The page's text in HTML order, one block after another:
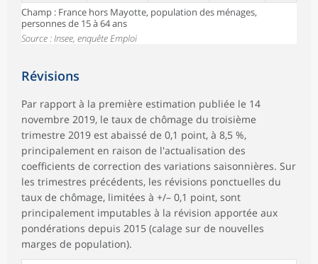
Champ : France hors Mayotte, population des ménages,
personnes de 15 à 64 ans
Source : Insee, enquête Emploi
Révisions
Par rapport à la première estimation publiée le 14
novembre 2019, le taux de chômage du troisième
trimestre 2019 est abaissé de 0,1 point, à 8,5 %,
principalement en raison de l'actualisation des
coefficients de correction des variations saisonnières. Sur
les trimestres précédents, les révisions ponctuelles du
taux de chômage, limitées à +/– 0,1 point, sont
principalement imputables à la révision apportée aux
pondérations depuis 2015 (calage sur de nouvelles
marges de population).